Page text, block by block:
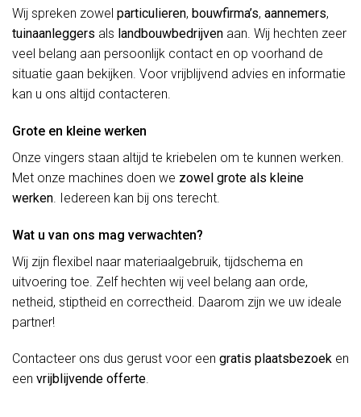
Wij spreken zowel particulieren, bouwfirma’s, aannemers,
tuinaanleggers als landbouwbedrijven aan. Wij hechten zeer
veel belang aan persoonlijk contact en op voorhand de
situatie gaan bekijken. Voor vrijblijvend advies en informatie
kan u ons altijd contacteren.
Grote en kleine werken
Onze vingers staan altijd te kriebelen om te kunnen werken.
Met onze machines doen we zowel grote als kleine
werken. Iedereen kan bij ons terecht.
Wat u van ons mag verwachten?
Wij zijn flexibel naar materiaalgebruik, tijdschema en
uitvoering toe. Zelf hechten wij veel belang aan orde,
netheid, stiptheid en correctheid. Daarom zijn we uw ideale
partner!
Contacteer ons dus gerust voor een gratis plaatsbezoek en
een vrijblijvende offerte.